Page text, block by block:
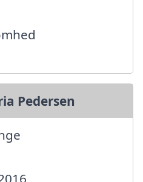
Pedersen